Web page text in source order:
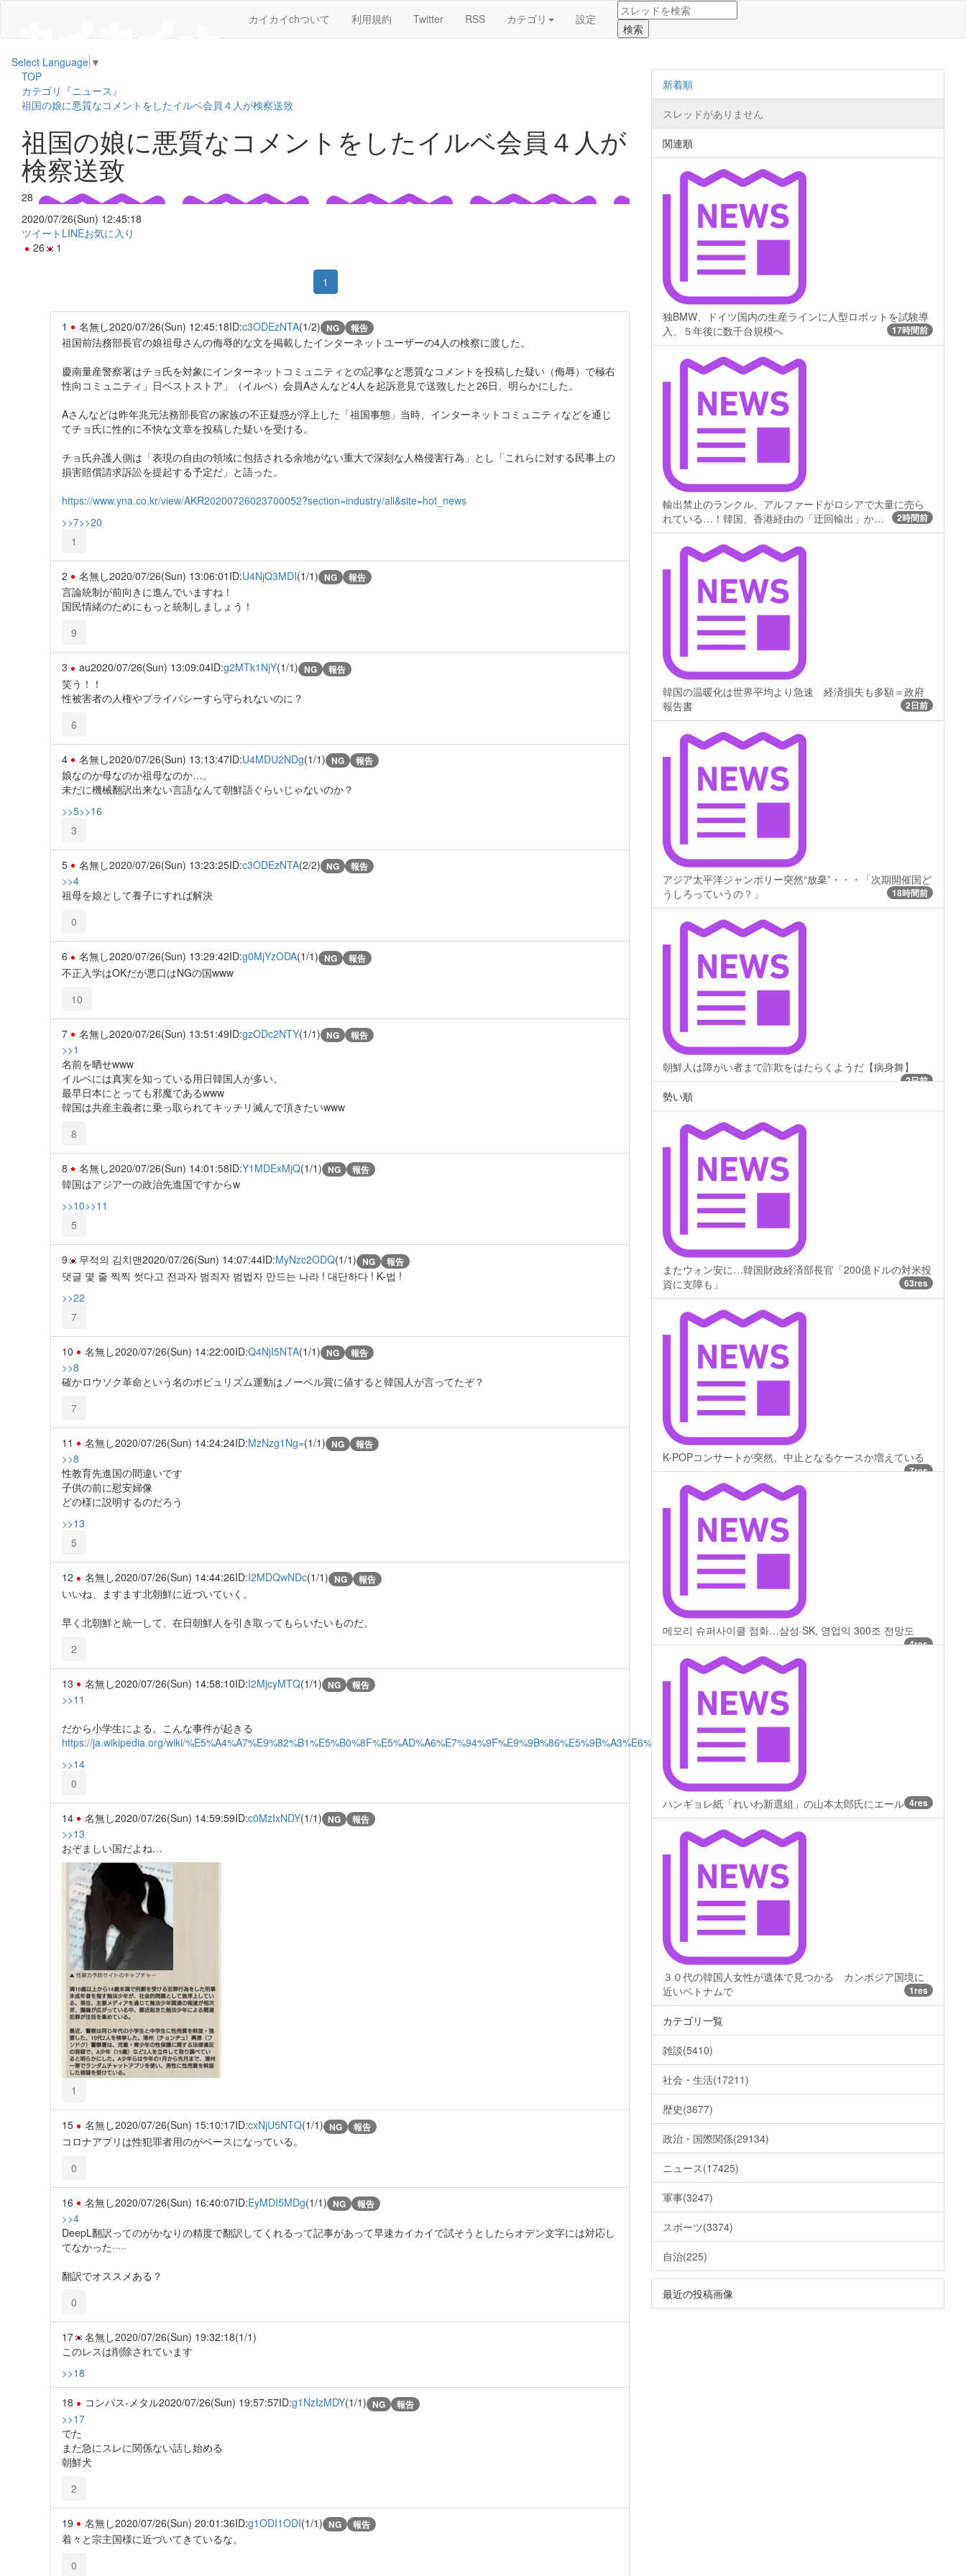
カイカイchついて 利用規約 Twitter RSS カテゴリ 設定
Select Language ▼
TOP
カテゴリ『ニュース』
祖国の娘に悪質なコメントをしたイルベ会員４人が検察送致
祖国の娘に悪質なコメントをしたイルベ会員４人が
検察送致
28
2020/07/26(Sun) 12:45:18
ツイート LINEお気に入り
26
1
1
1 名無し2020/07/26(Sun) 12:45:18ID:c3ODEzNTA(1/2) NG 報告
祖国前法務部長官の娘祖母さんの侮辱的な文を掲載したインターネットユーザーの4人の検察に渡した。
慶南量産警察署はチョ氏を対象にインターネットコミュニティとの記事など悪質なコメントを投稿した疑い（侮辱）で極右
性向コミュニティ」日ベストストア」（イルベ）会員Aさんなど4人を起訴意見で送致したと26日、明らかにした。
Aさんなどは昨年兆元法務部長官の家族の不正疑惑が浮上した「祖国事態」当時、インターネットコミュニティなどを通じ
てチョ氏に性的に不快な文章を投稿した疑いを受ける。
チョ氏弁護人側は「表現の自由の領域に包括される余地がない重大で深刻な人格侵害行為」とし「これらに対する民事上の
損害賠償請求訴訟を提起する予定だ」と語った。
https://www.yna.co.kr/view/AKR20200726023700052?section=industry/all&site=hot_news
>>7>>20
1
2 名無し2020/07/26(Sun) 13:06:01 ID:U4NjQ3MDI(1/1) NG 報告
言論統制が前向きに進んでいますね！
国民情緒のためにもっと統制しましょう！
9
3 au2020/07/26(Sun) 13:09:04ID:g2MTk1NjY(1/1) NG 報告
笑う！！
性被害者の人権やプライバシーすら守られないのに？
6
4 名無し2020/07/26(Sun) 13:13:47ID:U4MDU2NDg(1/1) NG 報告
娘なのか母なのか祖母なのか…。
未だに機械翻訳出来ない言語なんて朝鮮語ぐらいじゃないのか？
>>5>>16
3
5 名無し2020/07/26(Sun) 13:23:25ID:c3ODEzNTA(2/2) NG 報告
>>4
祖母を娘として養子にすれば解決
0
6 名無し2020/07/26(Sun) 13:29:42ID:g0MjYzODA(1/1) NG 報告
不正入学はOKだが悪口はNGの国www
10
7 名無し2020/07/26(Sun) 13:51:49ID:gzODc2NTY(1/1) NG 報告
>>1
名前を晒せwww
イルベには真実を知っている用日韓国人が多い。
最早日本にとっても邪魔であるwww
韓国は共産主義者に乗っ取られてキッチリ滅んで頂きたいwww
8
8 名無し2020/07/26(Sun) 14:01:58ID:Y1MDExMjQ(1/1) NG 報告
韓国はアジア一の政治先進国ですからw
>>10>>11
5
9 무적의 김치맨2020/07/26(Sun) 14:07:44ID:MyNzc2ODQ(1/1) NG 報告
댓글 몇 줄 찍찍 썻다고 전과자 범죄자 범법자 만드는 나라 ! 대단하다 ! K-법 !
>>22
7
10 名無し2020/07/26(Sun) 14:22:00ID:Q4NjI5NTA(1/1) NG 報告
>>8
確かロウソク革命という名のポピュリズム運動はノーベル賞に値すると韓国人が言ってたぞ？
7
11 名無し2020/07/26(Sun) 14:24:24ID:MzNzg1Ng=(1/1) NG 報告
>>8
性教育先進国の間違いです
子供の前に慰安婦像
どの様に説明するのだろう
>>13
5
12 名無し2020/07/26(Sun) 14:44:26ID:I2MDQwNDc(1/1) NG 報告
いいね、ますます北朝鮮に近づいていく。
早く北朝鮮と統一して、在日朝鮮人を引き取ってもらいたいものだ。
2
13 名無し2020/07/26(Sun) 14:58:10ID:I2MjcyMTQ(1/1) NG 報告
>>11
だから小学生による。こんな事件が起きる
https://ja.wikipedia.org/wiki/%E5%A4%A7%E9%82%B1%E5%B0%8F%E5%AD%A6%E7%94%9F%E9%9B%86%E5%9B%A3%E6%80%A7%E6%9A%B4%E8%A1%8C%E4%BA%8B%E4%BB%B6
>>14
0
14 名無し2020/07/26(Sun) 14:59:59ID:c0MzIxNDY(1/1) NG 報告
>>13
おぞましい国だよね…
1
15 名無し2020/07/26(Sun) 15:10:17ID:cxNjU5NTQ(1/1) NG 報告
コロナアプリは性犯罪者用のがベースになっている。
0
16 名無し2020/07/26(Sun) 16:40:07ID:EyMDI5MDg(1/1) NG 報告
>>4
DeepL翻訳ってのがかなりの精度で翻訳してくれるって記事があって早速カイカイで試そうとしたらオデン文字には対応し
てなかった·····
翻訳でオススメある？
0
17 名無し2020/07/26(Sun) 19:32:18(1/1)
このレスは削除されています
>>18
18 コンパス‐メタル2020/07/26(Sun) 19:57:57ID:g1NzIzMDY(1/1) NG 報告
>>17
でた
また急にスレに関係ない話し始める
朝鮮犬
2
19 名無し2020/07/26(Sun) 20:01:36ID:g1ODI1ODI(1/1) NG 報告
着々と宗主国様に近づいてきているな。
0
新着順
スレッドがありません
関連順
独BMW、ドイツ国内の生産ラインに人型ロボットを試験導
入、５年後に数千台規模へ
17時間前
輸出禁止のランクル、アルファードがロシアで大量に売ら
れている…！韓国、香港経由の「迂回輸出」か…
2時間前
韓国の温暖化は世界平均より急速 経済損失も多額＝政府
報告書
2日前
アジア太平洋ジャンボリー突然“放棄”・・・「次期開催国ど
うしろっていうの？」
18時間前
朝鮮人は障がい者まで詐欺をはたらくようだ【病身舞】
2日前
勢い順
またウォン安に…韓国財政経済部長官「200億ドルの対米投
資に支障も」
63res
K-POPコンサートが突然、中止となるケースか増えている
7res
메모리 슈퍼사이클 점화…삼성·SK, 영업익 300조 전망도
4res
ハンギョレ紙「れいわ新選組」の山本太郎氏にエール 4res
３０代の韓国人女性が遺体で見つかる カンボジア国境に
近いベトナムで
1res
カテゴリ一覧
雑談(5410)
社会・生活(17211)
歴史(3677)
政治・国際関係(29134)
ニュース(17425)
軍事(3247)
スポーツ(3374)
自治(225)
最近の投稿画像